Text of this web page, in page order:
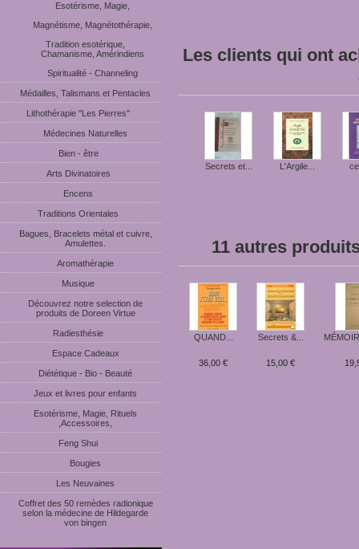
Esotérisme, Magie,
Magnétisme, Magnétothérapie,
Tradition esotérique,
Chamanisme, Amérindiens
Spiritualité - Channeling
Médailles, Talismans et Pentacles
Lithothérapie "Les Pierres"
Médecines Naturelles
Bien - être
Arts Divinatoires
Encens
Traditions Orientales
Bagues, Bracelets métal et cuivre,
Amulettes.
Aromathérapie
Musique
Découvrez notre selection de
produits de Doreen Virtue
Radiesthésie
Espace Cadeaux
Diététique - Bio - Beauté
Jeux et livres pour enfants
Esotérisme, Magie, Rituels
,Accessoires,
Feng Shui
Bougies
Les Neuvaines
Coffret des 50 remèdes radionique
selon la médecine de Hildegarde
von bingen
Les clients qui ont
Secrets et... L'Argile...
11 autres
QUAND...
36,00 €
Secrets &...
15,00 €